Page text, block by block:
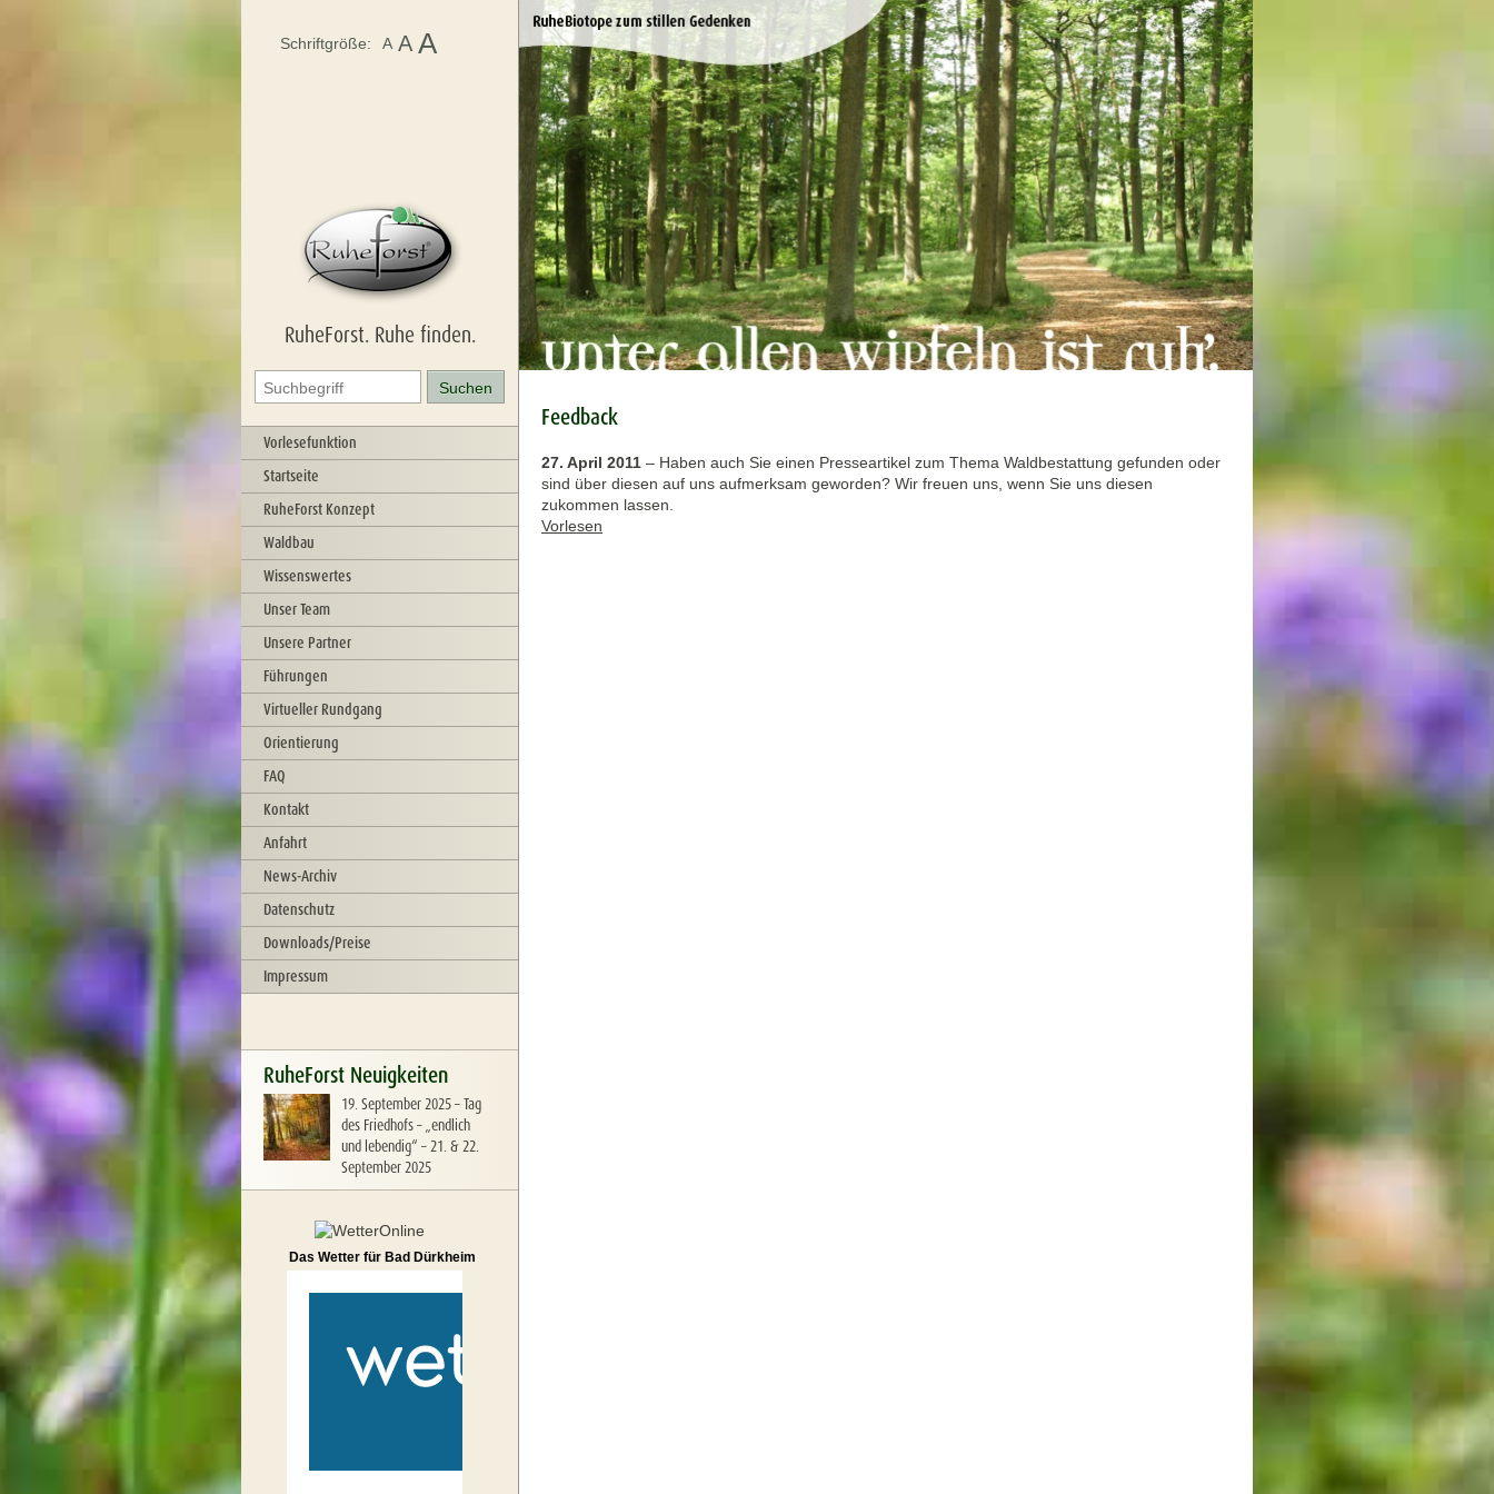
RuheForst. Ruhe finden.
Vorlesefunktion
Startseite
RuheForst Konzept
Waldbau
Wissenswertes
Unser Team
Unsere Partner
Führungen
Virtueller Rundgang
Orientierung
FAQ
Kontakt
Anfahrt
News-Archiv
Datenschutz
Downloads/Preise
Impressum
RuheForst Neuigkeiten
19. September 2025–Tag
des Friedhofs – „endlich
und lebendig“ – 21. & 22.
September 2025
Schriftgröße: A A A
Das Wetter für Bad Dürkheim
Feedback
27. April 2011 – Haben auch Sie einen Presseartikel zum Thema Waldbestattung gefunden oder
sind über diesen auf uns aufmerksam geworden? Wir freuen uns, wenn Sie uns diesen
zukommen lassen.
Vorlesen